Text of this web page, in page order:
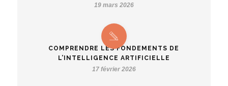
19 mars 2026
COMPRENDRE LES FONDEMENTS DE
L’INTELLIGENCE ARTIFICIELLE
17 février 2026